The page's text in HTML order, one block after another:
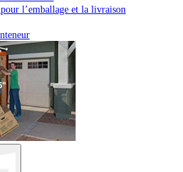
l’emballage et la livraison